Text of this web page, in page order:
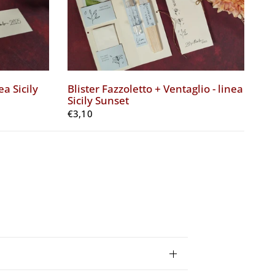
Sicily
Blister Fazzoletto + Ventaglio - linea
Sicily Sunset
€3,10